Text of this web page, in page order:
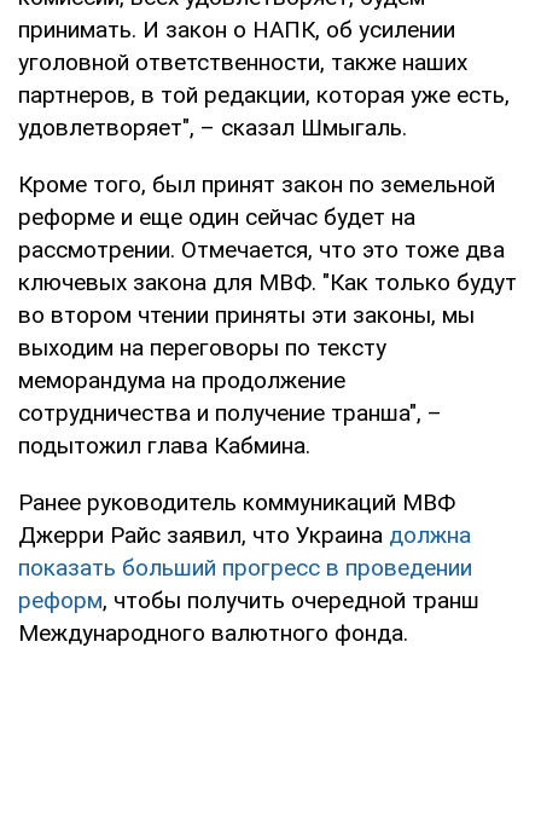
принимать. И закон о НАПК, об усилении
уголовной ответственности, также наших
партнеров, в той редакции, которая уже есть,
удовлетворяет", – сказал Шмыгаль.
Кроме того, был принят закон по земельной
реформе и еще один сейчас будет на
рассмотрении. Отмечается, что это тоже два
ключевых закона для МВФ. "Как только будут
во втором чтении приняты эти законы, мы
выходим на переговоры по тексту
меморандума на продолжение
сотрудничества и получение транша", –
подытожил глава Кабмина.
Ранее руководитель коммуникаций МВФ
Джерри Райс заявил, что Украина должна
показать больший прогресс в проведении
реформ, чтобы получить очередной транш
Международного валютного фонда.